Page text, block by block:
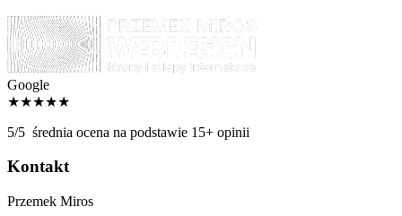
Google
★★★★★
5/5 średnia ocena na podstawie 15+ opinii
Kontakt
Przemek Miros